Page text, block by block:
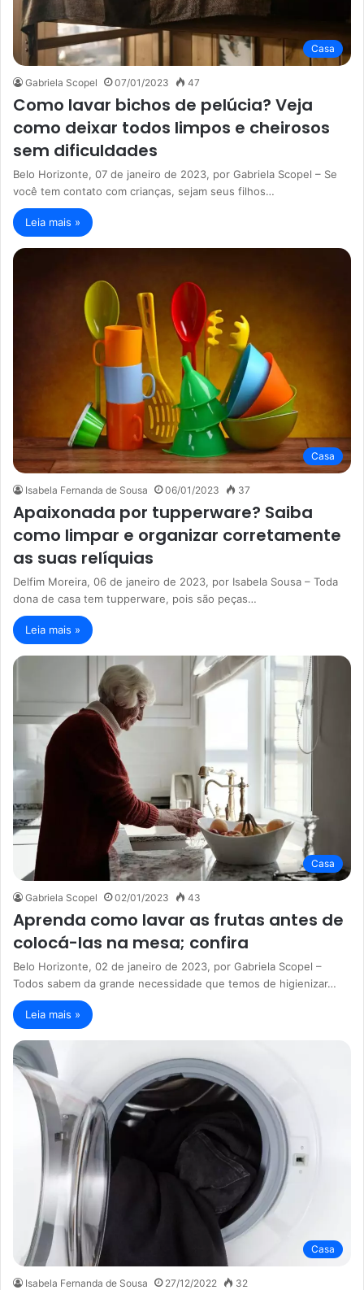
Casa
Gabriela Scopel 07/01/2023 47
Como lavar bichos de pelúcia? Veja
como deixar todos limpos e cheirosos
sem dificuldades
Belo Horizonte, 07 de janeiro de 2023, por Gabriela Scopel – Se
você tem contato com crianças, sejam seus filhos…
Leia mais »
Casa
Isabela Fernanda de Sousa 06/01/2023 37
Apaixonada por tupperware? Saiba
como limpar e organizar corretamente
as suas relíquias
Delfim Moreira, 06 de janeiro de 2023, por Isabela Sousa – Toda
dona de casa tem tupperware, pois são peças…
Leia mais »
Casa
Gabriela Scopel 02/01/2023 43
Aprenda como lavar as frutas antes de
colocá-las na mesa; confira
Belo Horizonte, 02 de janeiro de 2023, por Gabriela Scopel –
Todos sabem da grande necessidade que temos de higienizar…
Leia mais »
Casa
Isabela Fernanda de Sousa 27/12/2022 32